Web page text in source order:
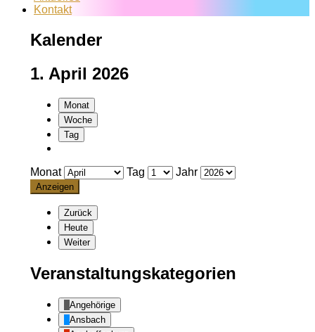
Kontakt
Kalender
1. April 2026
Monat
Woche
Tag
Monat Tag Jahr
Zurück
Heute
Weiter
Veranstaltungskategorien
Angehörige
Ansbach